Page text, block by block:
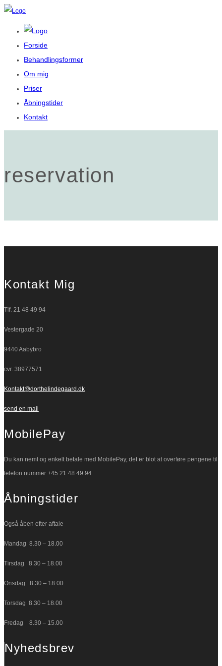
Forside
Behandlingsformer
Om mig
Priser
Åbningstider
Kontakt
reservation
Kontakt Mig
Tlf. 21 48 49 94
Vestergade 20
9440 Aabybro
cvr. 38977571
Kontakt@dorthelindegaard.dk
send en mail
MobilePay
Du kan nemt og enkelt betale med MobilePay, det er blot at overføre pengene til
telefon nummer +45 21 48 49 94
Åbningstider
Også åben efter aftale
Mandag 8.30 – 18.00
Tirsdag 8.30 – 18.00
Onsdag 8.30 – 18.00
Torsdag 8.30 – 18.00
Fredag 8.30 – 15.00
Nyhedsbrev